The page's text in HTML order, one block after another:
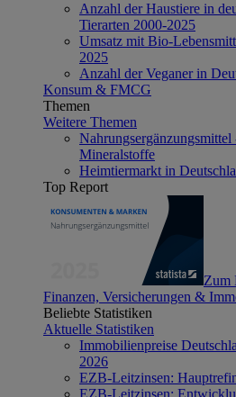
Anzahl der Haustiere in
Tierarten 2000-2025
Umsatz mit Bio-
2025
Anzahl der Veganer in
Konsum & FMCG
Themen
Weitere Themen
Mineralstoffe
Heimtiermarkt in
Top Report
Zum
Finanzen, Versicherungen &
Beliebte Statistiken
Aktuelle Statistiken
Immobilienpreise
2026
EZB-Leitzinsen:
EZB-Leitzinsen: